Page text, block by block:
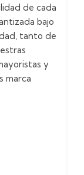
de cada
bajo
tanto de
y
marca